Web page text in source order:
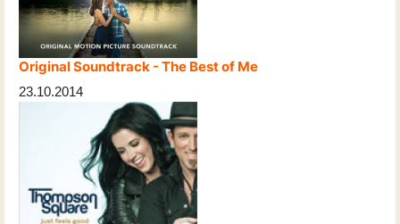
Original Soundtrack - The Best of Me
23.10.2014